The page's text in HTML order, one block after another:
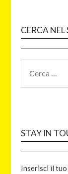
CERCA NEL
STAY IN
Inserisci il